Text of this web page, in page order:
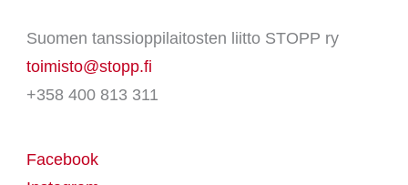
Suomen tanssioppilaitosten liitto STOPP ry
toimisto@stopp.fi
+358 400 813 311
Facebook